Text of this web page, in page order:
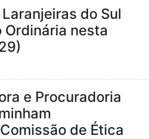
do Sul
Ordinária nesta
e Procuradoria
de Ética